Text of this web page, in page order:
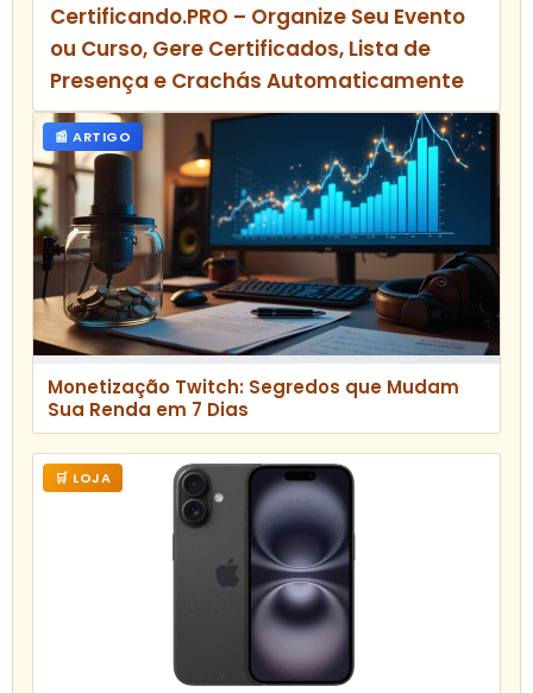
Certificando.PRO – Organize Seu Evento
ou Curso, Gere Certificados, Lista de
Presença e Crachás Automaticamente
📰 ARTIGO
Monetização Twitch: Segredos que Mudam
Sua Renda em 7 Dias
🛒 LOJA